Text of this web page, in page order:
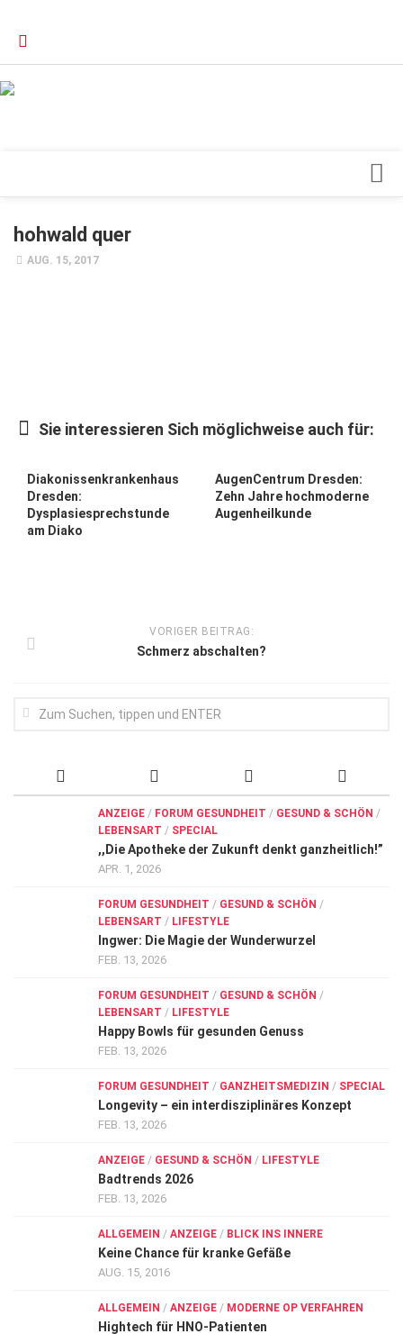
Forschung
Forum Gesundheit
Allgemein
Hören
hohwald quer
AUG. 15, 2017
Sie interessieren Sich möglichweise auch für:
Diakonissenkrankenhaus
Dresden:
Dysplasiesprechstunde
am Diako
AugenCentrum Dresden:
Zehn Jahre hochmoderne
Augenheilkunde
VORIGER BEITRAG:
Schmerz abschalten?
ANZEIGE / FORUM GESUNDHEIT / GESUND & SCHÖN /
LEBENSART / SPECIAL
,,Die Apotheke der Zukunft denkt ganzheitlich!”
APR. 1, 2026
FORUM GESUNDHEIT / GESUND & SCHÖN /
LEBENSART / LIFESTYLE
Ingwer: Die Magie der Wunderwurzel
FEB. 13, 2026
FORUM GESUNDHEIT / GESUND & SCHÖN /
LEBENSART / LIFESTYLE
Happy Bowls für gesunden Genuss
FEB. 13, 2026
FORUM GESUNDHEIT / GANZHEITSMEDIZIN / SPECIAL
Longevity – ein interdisziplinäres Konzept
FEB. 13, 2026
ANZEIGE / GESUND & SCHÖN / LIFESTYLE
Badtrends 2026
FEB. 13, 2026
ALLGEMEIN / ANZEIGE / BLICK INS INNERE
Keine Chance für kranke Gefäße
AUG. 15, 2016
ALLGEMEIN / ANZEIGE / MODERNE OP VERFAHREN
Hightech für HNO-Patienten